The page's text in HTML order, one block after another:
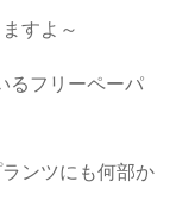
すよ～
るフリーペーパ
ンツにも何部か